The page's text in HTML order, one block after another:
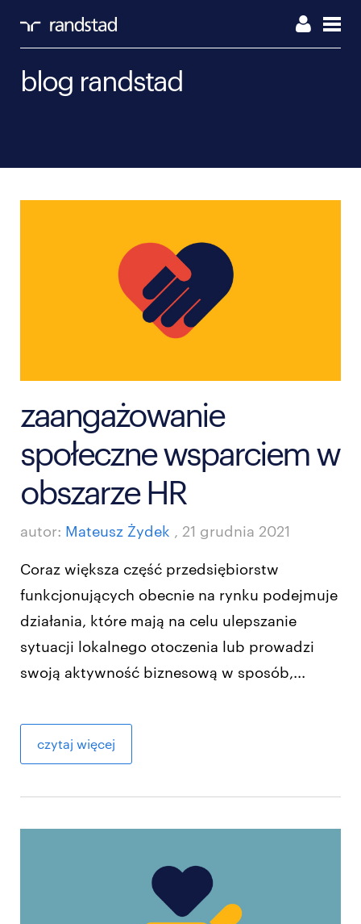
blog randstad
zaangażowanie
społeczne wsparciem w
obszarze HR
autor: Mateusz Żydek , 21 grudnia 2021
Coraz większa część przedsiębiorstw
funkcjonujących obecnie na rynku podejmuje
działania, które mają na celu ulepszanie
sytuacji lokalnego otoczenia lub prowadzi
swoją aktywność biznesową w sposób,...
czytaj więcej